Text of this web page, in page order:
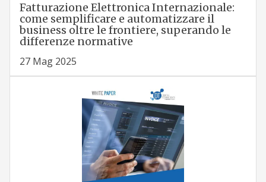
Fatturazione Elettronica Internazionale:
come semplificare e automatizzare il
business oltre le frontiere, superando le
differenze normative
27 Mag 2025